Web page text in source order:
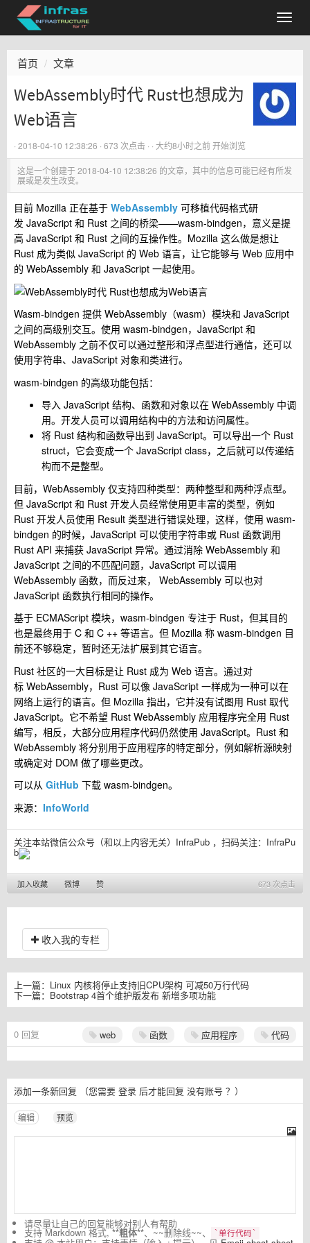
首页 文章
WebAssembly时代 Rust也想成为
Web语言
· 2018-04-10 12:38:26 · 673 次点击 · · 大约8小时之前开始浏览
这是一个创建于2018-04-10 12:38:26 的文章，其中的信息可能已经有所发
展或是发生改变。
目前 Mozilla 正在基于 WebAssembly 可移植代码格式研
发 JavaScript 和 Rust 之间的桥梁——wasm-bindgen，意义是提
高 JavaScript 和 Rust 之间的互操作性。Mozilla 这么做是想让
Rust 成为类似 JavaScript 的 Web 语言，让它能够与 Web 应用中
的 WebAssembly 和 JavaScript 一起使用。
Wasm-bindgen 提供 WebAssembly（wasm）模块和 JavaScript
之间的高级别交互。使用 wasm-bindgen，JavaScript 和
WebAssembly 之前不仅可以通过整形和浮点型进行通信，还可以
使用字符串、JavaScript 对象和类进行。
wasm-bindgen 的高级功能包括：
导入 JavaScript 结构、函数和对象以在 WebAssembly 中调
用。开发人员可以调用结构中的方法和访问属性。
将 Rust 结构和函数导出到 JavaScript。可以导出一个 Rust
struct，它会变成一个 JavaScript class，之后就可以传递结
构而不是整型。
目前，WebAssembly 仅支持四种类型：两种整型和两种浮点型。
但 JavaScript 和 Rust 开发人员经常使用更丰富的类型，例如
Rust 开发人员使用 Result 类型进行错误处理，这样，使用 wasm-
bindgen 的时候，JavaScript 可以使用字符串或 Rust 函数调用
Rust API 来捕获 JavaScript 异常。通过消除 WebAssembly 和
JavaScript 之间的不匹配问题，JavaScript 可以调用
WebAssembly 函数，而反过来， WebAssembly 可以也对
JavaScript 函数执行相同的操作。
基于 ECMAScript 模块，wasm-bindgen 专注于 Rust，但其目的
也是最终用于 C 和 C ++ 等语言。但 Mozilla 称 wasm-bindgen 目
前还不够稳定，暂时还无法扩展到其它语言。
Rust 社区的一大目标是让 Rust 成为 Web 语言。通过对
标 WebAssembly，Rust 可以像 JavaScript 一样成为一种可以在
网络上运行的语言。但 Mozilla 指出，它并没有试图用 Rust 取代
JavaScript。它不希望 Rust WebAssembly 应用程序完全用 Rust
编写，相反，大部分应用程序代码仍然使用 JavaScript。Rust 和
WebAssembly 将分别用于应用程序的特定部分，例如解析源映射
或确定对 DOM 做了哪些更改。
可以从 GitHub 下载 wasm-bindgen。
来源： InfoWorld
关注本站微信公众号（和以上内容无关）InfraPub ，扫码关注： InfraPu
b
673 次点击
加入收藏 微博 赞
收入我的专栏
上一篇： Linux 内核将停止支持旧CPU架构 可减50万行代码
下一篇： Bootstrap 4首个维护版发布 新增多项功能
web 函数 应用程序 代码
0 回复
添加一条新回复 （您需要 登录 后才能回复 没有账号 ？）
编辑 预览
请尽量让自己的回复能够对别人有帮助
支持 Markdown 格式,**粗体**、~~删除线~~、 `单行代码`